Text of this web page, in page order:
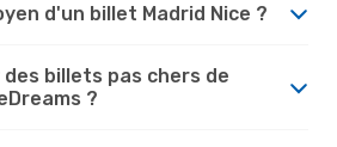
d'un billet Madrid Nice ?
billets pas chers de
?